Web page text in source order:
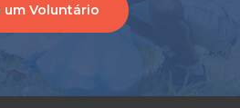
um Voluntário